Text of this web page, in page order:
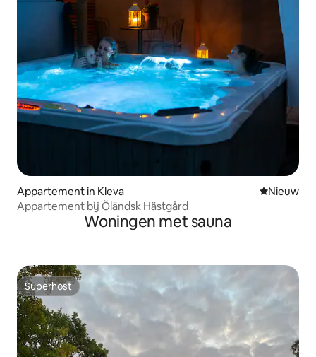
Appartement in Kleva Nieuwe
Nieuw
Appartement bij Öländsk Hästgård
Woningen met sauna
Superhost
Superhost